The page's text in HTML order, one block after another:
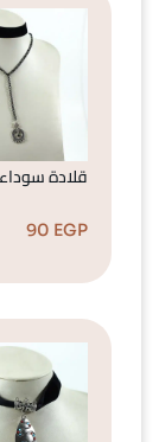
قلادة
90 EGP